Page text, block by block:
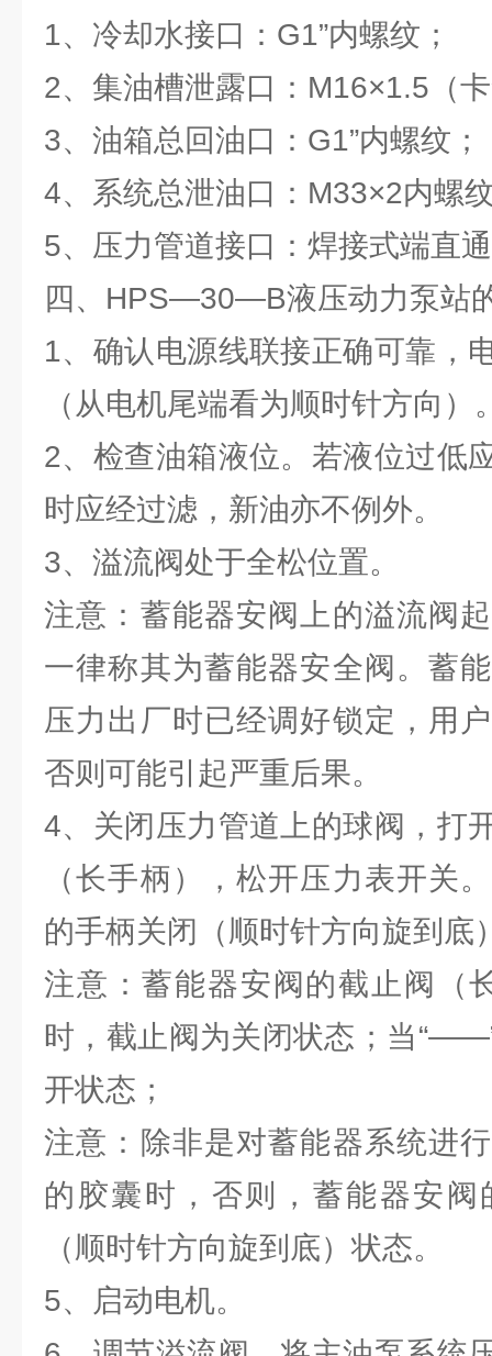
1、冷却水接口：G1”内螺纹；
2、集油槽泄露口：M16×1.5（
3、油箱总回油口：G1”内螺纹；
4、系统总泄油口：M33×2内螺
5、压力管道接口：焊接式端直
四、HPS—30—B液压动力泵站
1、确认电源线联接正确可靠，
（从电机尾端看为顺时针方向）
2、检查油箱液位。若液位过低
时应经过滤，新油亦不例外。
3、溢流阀处于全松位置。
注意：蓄能器安阀上的溢流阀
一律称其为蓄能器安全阀。蓄
压力出厂时已经调好锁定，用
否则可能引起严重后果。
4、关闭压力管道上的球阀，打
（长手柄），松开压力表开关
的手柄关闭（顺时针方向旋到底
注意：蓄能器安阀的截止阀（
时，截止阀为关闭状态；当
开状态；
注意：除非是对蓄能器系统进
的胶囊时，否则，蓄能器安
（顺时针方向旋到底）状态。
5、启动电机。